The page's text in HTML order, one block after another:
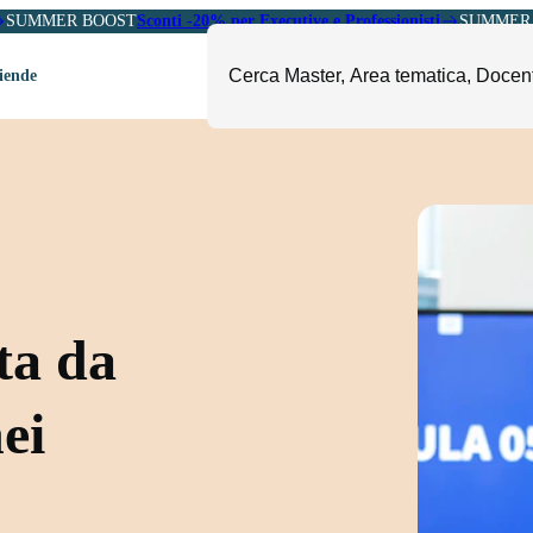
SUMMER BOOSTSconti -20% per Executive e Professionisti
e Pharma
Amministrazione
Food, Beverage e Turismo
da